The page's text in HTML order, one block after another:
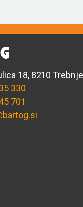
18, 8210 Trebnje
330
701